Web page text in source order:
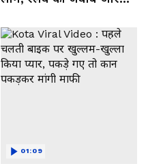
Video
01:09